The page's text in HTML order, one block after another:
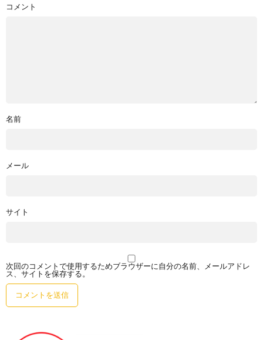
コメント
名前
メール
サイト
次回のコメントで使用するためブラウザーに自分の名前、メールアドレ
ス、サイトを保存する。